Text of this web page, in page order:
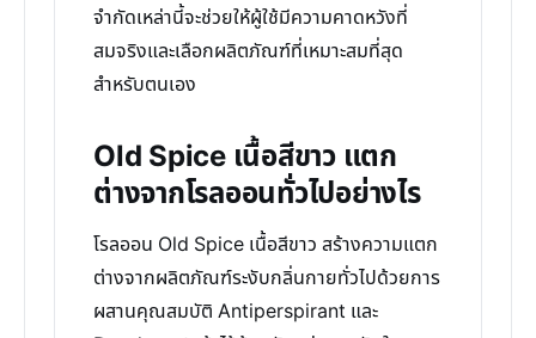
จำกัดเหล่านี้จะช่วยให้ผู้ใช้มีความคาดหวังที่
สมจริงและเลือกผลิตภัณฑ์ที่เหมาะสมที่สุด
สำหรับตนเอง
Old Spice เนื้อสีขาว แตก
ต่างจากโรลออนทั่วไปอย่างไร
โรลออน Old Spice เนื้อสีขาว สร้างความแตก
ต่างจากผลิตภัณฑ์ระงับกลิ่นกายทั่วไปด้วยการ
ผสานคุณสมบัติ Antiperspirant และ